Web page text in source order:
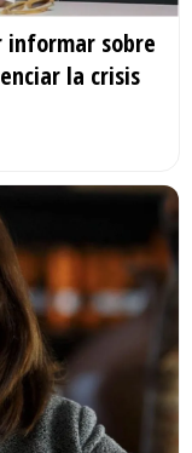
informar sobre
la crisis